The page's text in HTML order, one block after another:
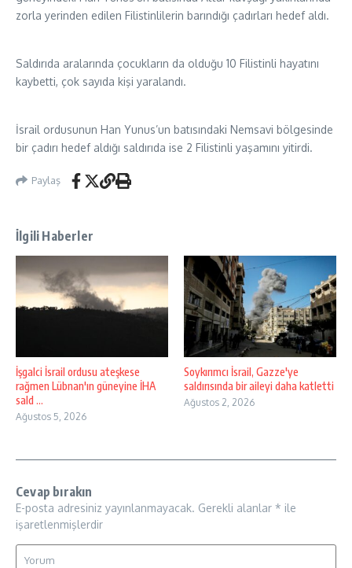
zorla yerinden edilen Filistinlilerin barındığı çadırları hedef aldı.
Saldırıda aralarında çocukların da olduğu 10 Filistinli hayatını
kaybetti, çok sayıda kişi yaralandı.
İsrail ordusunun Han Yunus’un batısındaki Nemsavi bölgesinde
bir çadırı hedef aldığı saldırıda ise 2 Filistinli yaşamını yitirdi.
Paylaş
İlgili Haberler
İşgalci İsrail ordusu ateşkese
rağmen Lübnan'ın güneyine İHA
sald ...
Ağustos 5, 2026
Soykırımcı İsrail, Gazze'ye
saldırısında bir aileyi daha katletti
Ağustos 2, 2026
Cevap bırakın
E-posta adresiniz yayınlanmayacak. Gerekli alanlar * ile
işaretlenmişlerdir